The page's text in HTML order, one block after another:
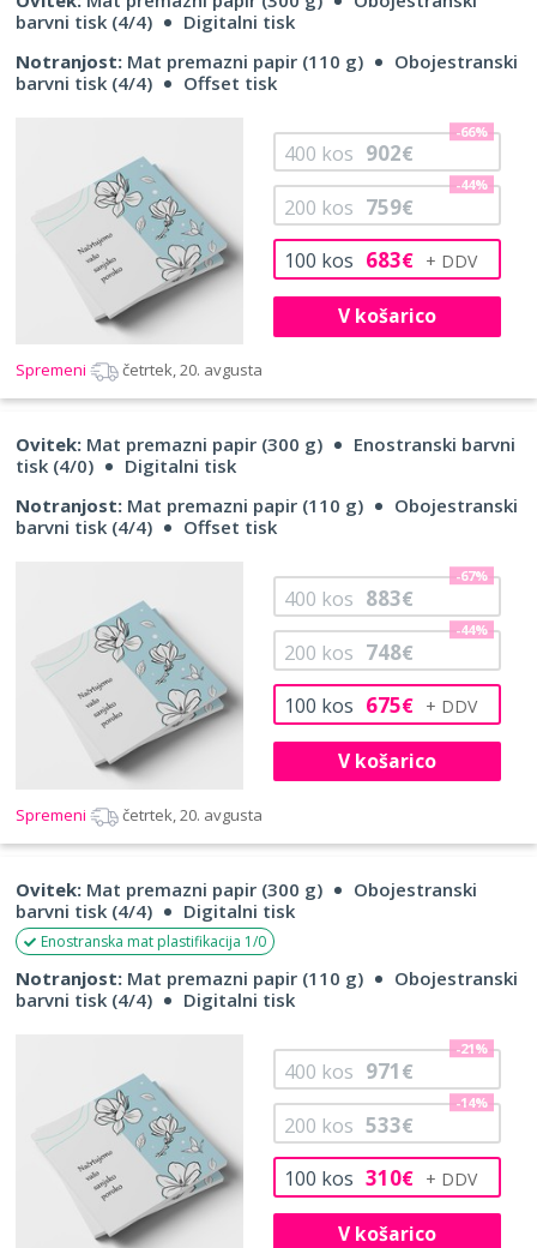
barvni tisk (4/4)
Digitalni tisk
Notranjost: Mat premazni papir (110 g)
Obojestranski
barvni tisk (4/4)
Offset tisk
100 kos 683€
200 kos 759€
-44%
400 kos 902€
-66%
V košarico
Spremeni četrtek, 20. avgusta
Ovitek: Mat premazni papir (300 g)
Enostranski barvni
tisk (4/0)
Digitalni tisk
Notranjost: Mat premazni papir (110 g)
Obojestranski
barvni tisk (4/4)
Offset tisk
100 kos 675€
200 kos 748€
-44%
400 kos 883€
-67%
V košarico
Spremeni četrtek, 20. avgusta
Ovitek: Mat premazni papir (300 g)
Obojestranski
barvni tisk (4/4)
Digitalni tisk
Enostranska mat plastifikacija 1/0
Notranjost: Mat premazni papir (110 g)
Obojestranski
barvni tisk (4/4)
Digitalni tisk
100 kos 310€
200 kos 533€
-14%
400 kos 971€
-21%
V košarico